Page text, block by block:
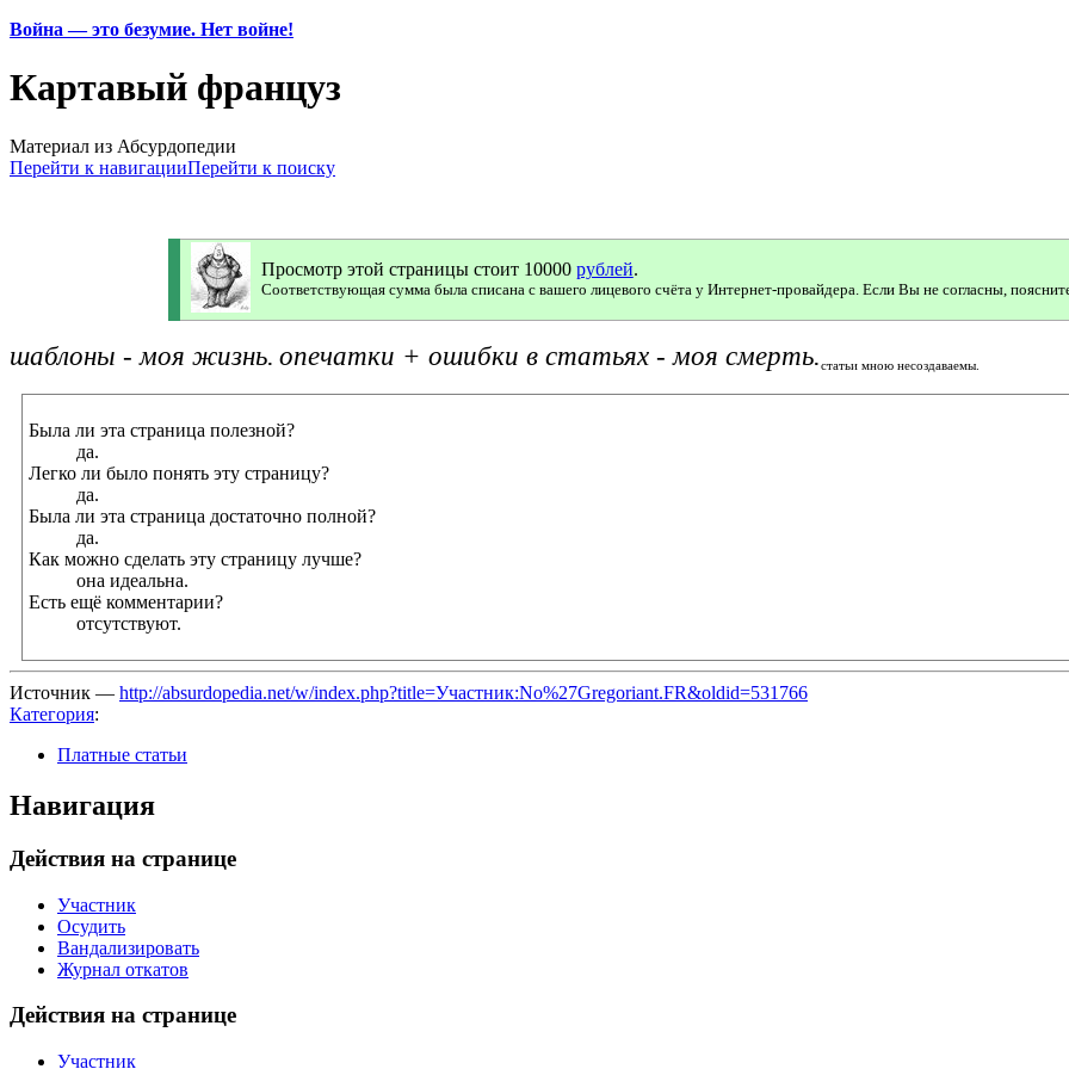
Война — это безумие. Нет войне!
Картавый француз
Материал из Абсурдопедии
Перейти к навигацииПерейти к поиску
Просмотр этой страницы стоит 10000 рублей.
Соответствующая сумма была списана с вашего лицевого счёта у Интернет-провайдера. Если Вы не согласны,
шаблоны - моя жизнь. опечатки + ошибки в статьях - моя смерть.статьи мною несоздаваемы.
Была ли эта страница полезной?
да.
Легко ли было понять эту страницу?
да.
Была ли эта страница достаточно полной?
да.
Как можно сделать эту страницу лучше?
она идеальна.
Есть ещё комментарии?
отсутствуют.
Источник — http://absurdopedia.net/w/index.php?title=Участник:No%27Gregoriant.FR&oldid=531766
Категория:
Платные статьи
Навигация
Действия на странице
Участник
Осудить
Вандализировать
Журнал откатов
Действия на странице
Участник